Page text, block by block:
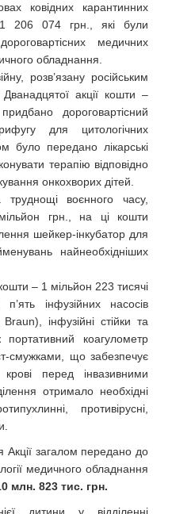
ковідних карантинних
206 074 грн., які були
медичних
обладнання.
розв’язану російським
акції кошти –
дороговартісний
для цитологічних
було передано лікарські
терапію відповідно
онкохворих дітей.
воєнного часу,
грн., на ці кошти
шейкер-інкубатор для
найнеобхідніших
– 1 мільйон 223 тисячі
інфузійних насосів
інфузійні стійки та
коагулометр
смужками, що забезпечує
перед інвазивними
отримало необхідні
противірусні,
загалом передано до
медичного обладнання
млн. 823 тис. грн.